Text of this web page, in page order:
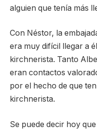
alguien que tenía más
Con Néstor, la
era muy difícil llegar a
kirchnerista. Tanto
eran contactos
por el hecho de que
kirchnerista.
Se puede decir hoy